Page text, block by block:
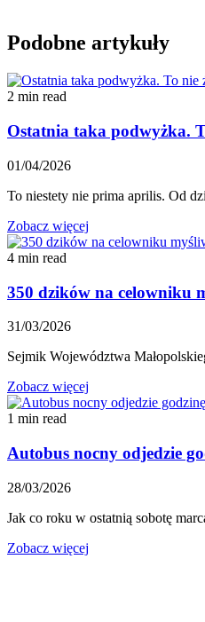
Podobne artykuły
2 min read
Ostatnia taka podwyżka.
01/04/2026
To niestety nie prima aprilis. Od
Zobacz więcej
4 min read
350 dzików na celowniku
31/03/2026
Sejmik Województwa
Zobacz więcej
1 min read
Autobus nocny odjedzie
28/03/2026
Jak co roku w ostatnią sobotę
Zobacz więcej